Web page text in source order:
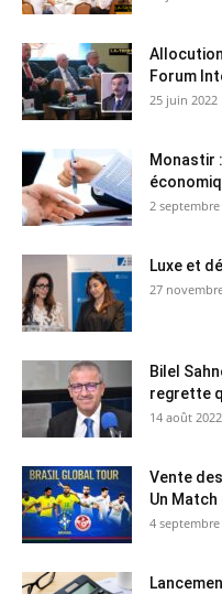
Forum
25 juin 2022
Monastir
2 septembre
Luxe et
27
Bilel
regrette
14 août 2022
Vente
Un Match
4 septembre